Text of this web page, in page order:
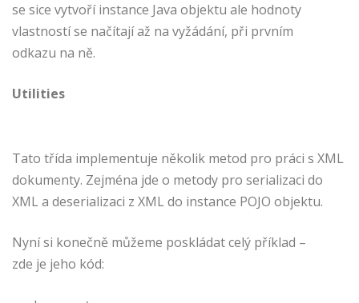
se sice vytvoří instance Java objektu ale hodnoty
vlastností se načítají až na vyžádání, při prvním
odkazu na ně.
Utilities
Tato třída implementuje několik metod pro práci s XML
dokumenty. Zejména jde o metody pro serializaci do
XML a deserializaci z XML do instance POJO objektu.
Nyní si konečně můžeme poskládat celý příklad –
zde je jeho kód: